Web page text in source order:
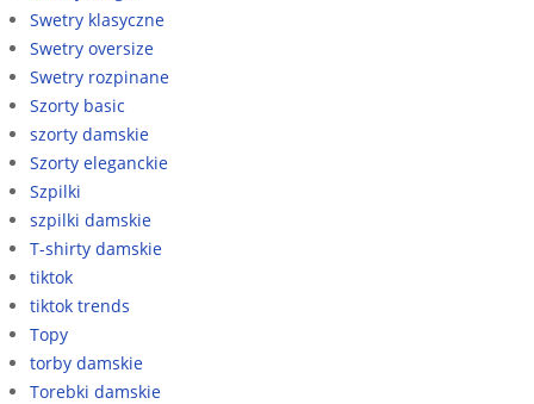
Swetry klasyczne
Swetry oversize
Swetry rozpinane
Szorty basic
szorty damskie
Szorty eleganckie
Szpilki
szpilki damskie
T-shirty damskie
tiktok
tiktok trends
Topy
torby damskie
Torebki damskie